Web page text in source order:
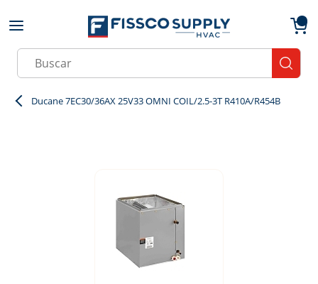
Skip to main content
Site Search
Ducane 7EC30/36AX 25V33 OMNI COIL/2.5-3T R410A/R454B